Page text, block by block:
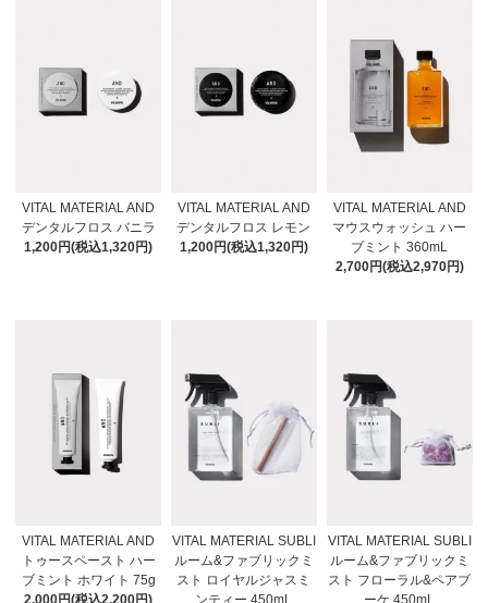
VITAL MATERIAL AND
デンタルフロス バニラ
1,200円(税込1,320円)
VITAL MATERIAL AND
デンタルフロス レモン
1,200円(税込1,320円)
VITAL MATERIAL AND
マウスウォッシュ ハー
ブミント 360mL
2,700円(税込2,970円)
VITAL MATERIAL AND
トゥースペースト ハー
ブミント ホワイト 75g
2,000円(税込2,200円)
VITAL MATERIAL SUBLI
ルーム&ファブリックミ
スト ロイヤルジャスミ
ンティー 450mL
VITAL MATERIAL SUBLI
ルーム&ファブリックミ
スト フローラル&ペアブ
ーケ 450mL